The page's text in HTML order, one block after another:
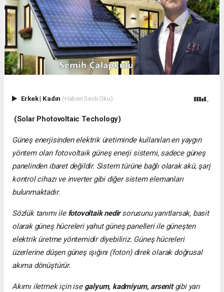
Erkek| Kadın (Haberi Sesli Oku)
(Solar Photovoltaic Techology)
Güneş enerjisinden elektrik üretiminde kullanılan en yaygın
yöntem olan fotovoltaik güneş enerji sistemi, sadece güneş
panelinden ibaret değildir. Sistem türüne bağlı olarak akü, şarj
kontrol cihazı ve inverter gibi diğer sistem elemanları
bulunmaktadır.
Sözlük tanımı ile fotovoltaik nedirsorusunu yanıtlarsak, basit
olarak güneş hücreleri yahut güneş panelleri ile güneşten
elektrik üretme yöntemidir diyebiliriz. Güneş hücreleri
üzerlerine düşen güneş ışığını (foton) direk olarak doğrusal
akıma dönüştürür.
Akımı iletmek için ise galyum, kadmiyum, arsenitgibi yarı